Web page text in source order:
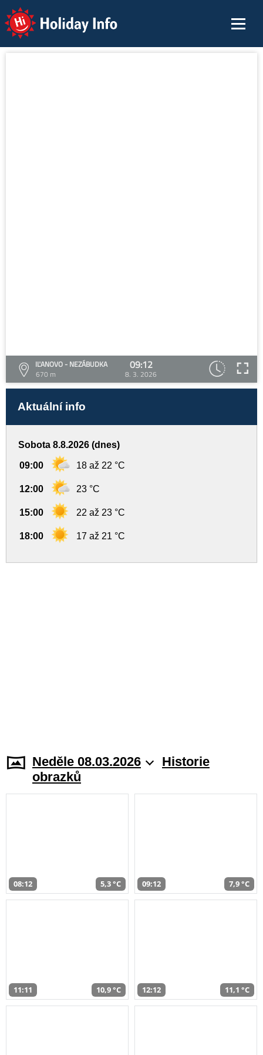
Holiday Info
IĽANOVO - NEZÁBUDKA
670 m
09:12
8. 3. 2026
Aktuální info
Sobota 8.8.2026 (dnes)
09:00 18 až 22 °C
12:00 23 °C
15:00 22 až 23 °C
18:00 17 až 21 °C
Neděle 08.03.2026
Historie
obrazků
08:12 5,3 °C 09:12 7,9 °C
11:11 10,9 °C 12:12 11,1 °C